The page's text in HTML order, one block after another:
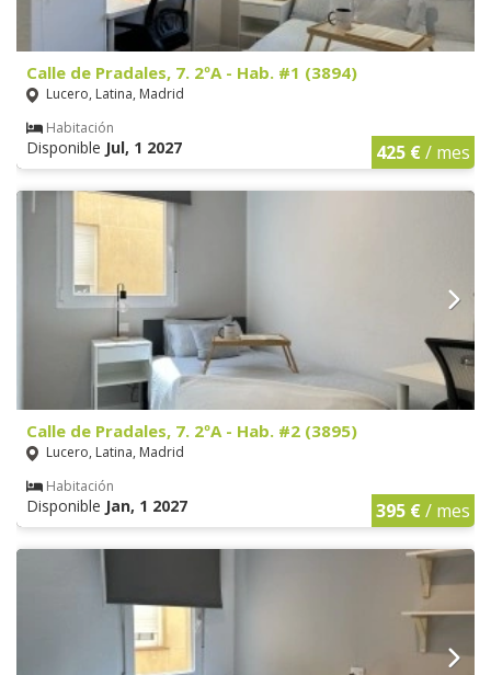
Calle de Pradales, 7. 2ºA - Hab. #1 (3894)
Lucero, Latina, Madrid
Habitación
Disponible Jul, 1 2027 425 €/ mes
Calle de Pradales, 7. 2ºA - Hab. #2 (3895)
Lucero, Latina, Madrid
Habitación
Disponible Jan, 1 2027 395 €/ mes